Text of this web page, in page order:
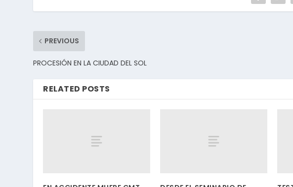
PREVIOUS
PROCESIÓN EN LA CIUDAD DEL SOL
RELATED POSTS